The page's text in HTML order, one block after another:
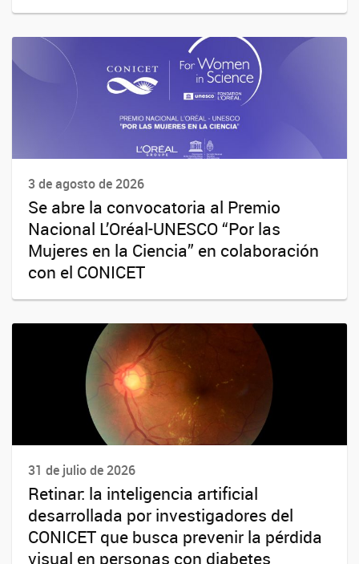
3 de agosto de 2026
Se abre la convocatoria al Premio
Nacional L’Oréal-UNESCO “Por las
Mujeres en la Ciencia” en colaboración
con el CONICET
31 de julio de 2026
Retinar: la inteligencia artificial
desarrollada por investigadores del
CONICET que busca prevenir la pérdida
visual en personas con diabetes